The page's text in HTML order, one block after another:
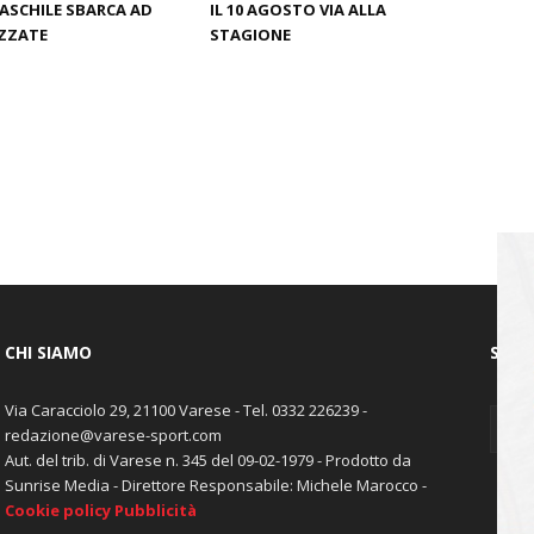
SBARCA AD
IL 10 AGOSTO VIA ALLA
STAGIONE
CHI SIAMO
Via Caracciolo 29, 21100 Varese - Tel. 0332 226239 -
redazione@varese-sport.com
Aut. del trib. di Varese n. 345 del 09-02-1979 - Prodotto da
Sunrise Media - Direttore Responsabile: Michele Marocco -
Cookie policy Pubblicità